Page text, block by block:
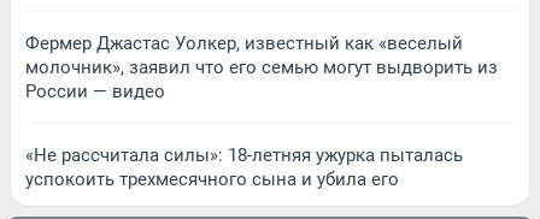
Фермер Джастас Уолкер, известный как «веселый
молочник», заявил что его семью могут выдворить из
России — видео
«Не рассчитала силы»: 18-летняя ужурка пыталась
успокоить трехмесячного сына и убила его